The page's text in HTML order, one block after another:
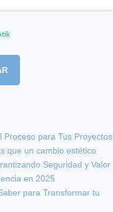
Proceso para Tus Proyectos
que un cambio estético
Seguridad y Valor
en 2025
para Transformar tu